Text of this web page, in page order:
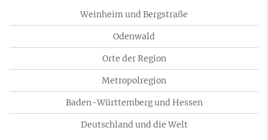
Weinheim und Bergstraße
Odenwald
Orte der Region
Metropolregion
Baden-Württemberg und Hessen
Deutschland und die Welt